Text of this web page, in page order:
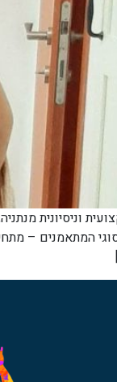
וניסיונית
המתאמנים –